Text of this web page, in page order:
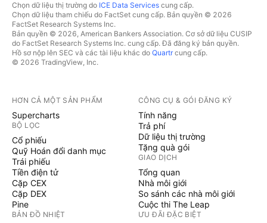
Chọn dữ liệu thị trường do ICE Data Services cung cấp.
Chọn dữ liệu tham chiếu do FactSet cung cấp. Bản quyền © 2026
FactSet Research Systems Inc.
Bản quyền © 2026, American Bankers Association. Cơ sở dữ liệu CUSIP
do FactSet Research Systems Inc. cung cấp. Đã đăng ký bản quyền.
Hồ sơ nộp lên SEC và các tài liệu khác do Quartrcung cấp.
© 2026 TradingView, Inc.
HƠN CẢ MỘT SẢN PHẨM
Supercharts
BỘ LỌC
Cổ phiếu
Quỹ Hoán đổi danh mục
Trái phiếu
Tiền điện tử
Cặp CEX
Cặp DEX
Pine
BẢN ĐỒ NHIỆT
CÔNG CỤ & GÓI ĐĂNG KÝ
Tính năng
Trả phí
Dữ liệu thị trường
Tặng quà gói
GIAO DỊCH
Tổng quan
Nhà môi giới
So sánh các nhà môi giới
Cuộc thi The Leap
ƯU ĐÃI ĐẶC BIỆT